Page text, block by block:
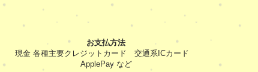
​お支払方法
現金 各種主要クレジットカード 交通系ICカード
ApplePay など